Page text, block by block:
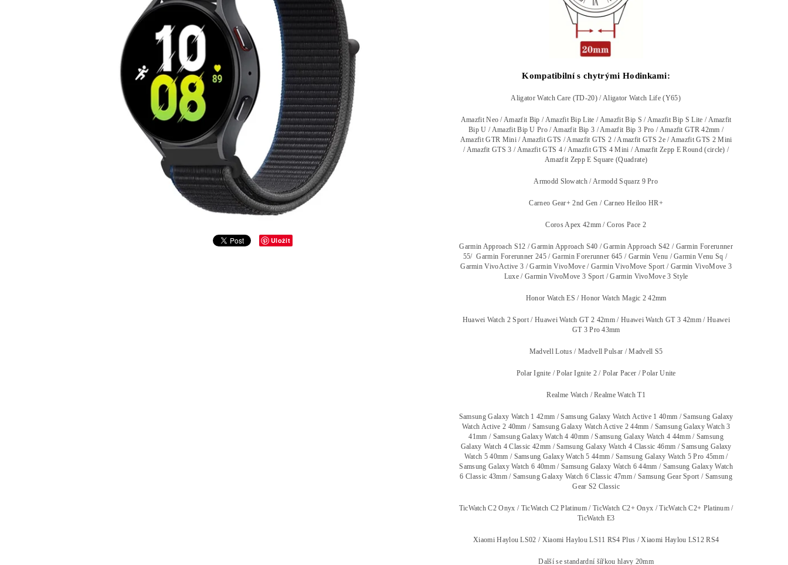
Uložit
Kompatibilní s chytrými Hodinkami:
Aligator Watch Care (TD-20) / Aligator Watch Life (Y65)
Amazfit Neo / Amazfit Bip / Amazfit Bip Lite / Amazfit Bip S / Amazfit Bip S Lite / Amazfit
Bip U / Amazfit Bip U Pro / Amazfit Bip 3 / Amazfit Bip 3 Pro / Amazfit GTR 42mm /
Amazfit GTR Mini / Amazfit GTS / Amazfit GTS 2 / Amazfit GTS 2e / Amazfit GTS 2 Mini
/ Amazfit GTS 3 / Amazfit GTS 4 / Amazfit GTS 4 Mini / Amazfit Zepp E Round (circle) /
Amazfit Zepp E Square (Quadrate)
Armodd Slowatch / Armodd Squarz 9 Pro
Carneo Gear+ 2nd Gen / Carneo Heiloo HR+
Coros Apex 42mm / Coros Pace 2
Garmin Approach S12 / Garmin Approach S40 / Garmin Approach S42 / Garmin Forerunner
55/ Garmin Forerunner 245 / Garmin Forerunner 645 / Garmin Venu / Garmin Venu Sq /
Garmin VivoActive 3 / Garmin VivoMove / Garmin VivoMove Sport / Garmin VivoMove 3
Luxe / Garmin VivoMove 3 Sport / Garmin VivoMove 3 Style
Honor Watch ES / Honor Watch Magic 2 42mm
Huawei Watch 2 Sport / Huawei Watch GT 2 42mm / Huawei Watch GT 3 42mm / Huawei
GT 3 Pro 43mm
Madvell Lotus / Madvell Pulsar / Madvell S5
Polar Ignite / Polar Ignite 2 / Polar Pacer / Polar Unite
Realme Watch / Realme Watch T1
Samsung Galaxy Watch 1 42mm / Samsung Galaxy Watch Active 1 40mm / Samsung Galaxy
Watch Active 2 40mm / Samsung Galaxy Watch Active 2 44mm / Samsung Galaxy Watch 3
41mm / Samsung Galaxy Watch 4 40mm / Samsung Galaxy Watch 4 44mm / Samsung
Galaxy Watch 4 Classic 42mm / Samsung Galaxy Watch 4 Classic 46mm / Samsung Galaxy
Watch 5 40mm / Samsung Galaxy Watch 5 44mm / Samsung Galaxy Watch 5 Pro 45mm /
Samsung Galaxy Watch 6 40mm / Samsung Galaxy Watch 6 44mm / Samsung Galaxy Watch
6 Classic 43mm / Samsung Galaxy Watch 6 Classic 47mm / Samsung Gear Sport / Samsung
Gear S2 Classic
TicWatch C2 Onyx / TicWatch C2 Platinum / TicWatch C2+ Onyx / TicWatch C2+ Platinum /
TicWatch E3
Xiaomi Haylou LS02 / Xiaomi Haylou LS11 RS4 Plus / Xiaomi Haylou LS12 RS4
Další se standardní šířkou hlavy 20mm